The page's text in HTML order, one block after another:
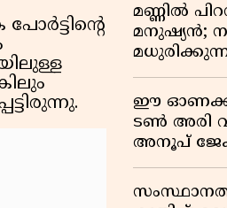
മണ്ണിൽ
മനുഷ്യൻ;
ഈ
ടൺ അരി
അനൂപ്
റേഷൻ